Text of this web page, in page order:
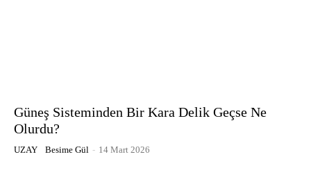
Güneş Sisteminden Bir Kara Delik Geçse Ne
Olurdu?
UZAY Besime Gül - 14 Mart 2026